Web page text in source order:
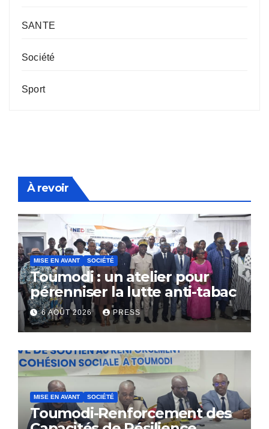
SANTE
Société
Sport
À revoir
MISE EN AVANT SOCIÉTÉ
Toumodi : un atelier pour
pérenniser la lutte anti-tabac
6 AOÛT 2026 PRESS
MISE EN AVANT SOCIÉTÉ
Toumodi-Renforcement des